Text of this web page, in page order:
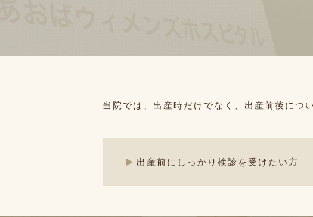
当院では、出産時だけでなく、出産前後につ
出産前にしっかり検診を受けたい方